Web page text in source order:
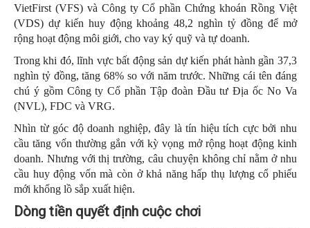
VietFirst (VFS) và Công ty Cổ phần Chứng khoán Rồng Việt
(VDS) dự kiến huy động khoảng 48,2 nghìn tỷ đồng để mở
rộng hoạt động môi giới, cho vay ký quỹ và tự doanh.
Trong khi đó, lĩnh vực bất động sản dự kiến phát hành gần 37,3
nghìn tỷ đồng, tăng 68% so với năm trước. Những cái tên đáng
chú ý gồm Công ty Cổ phần Tập đoàn Đầu tư Địa ốc No Va
(NVL), FDC và VRG.
Nhìn từ góc độ doanh nghiệp, đây là tín hiệu tích cực bởi nhu
cầu tăng vốn thường gắn với kỳ vọng mở rộng hoạt động kinh
doanh. Nhưng với thị trường, câu chuyện không chỉ nằm ở nhu
cầu huy động vốn mà còn ở khả năng hấp thụ lượng cổ phiếu
mới khổng lồ sắp xuất hiện.
Dòng tiền quyết định cuộc chơi